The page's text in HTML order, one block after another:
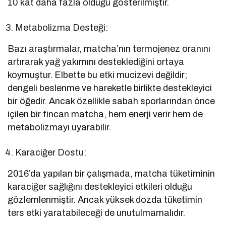
10 kat daha fazla olduğu gösterilmiştir.
Metabolizma Desteği:
Bazı araştırmalar, matcha’nın termojenez oranını
artırarak yağ yakımını desteklediğini ortaya
koymuştur. Elbette bu etki mucizevi değildir;
dengeli beslenme ve hareketle birlikte destekleyici
bir öğedir. Ancak özellikle sabah sporlarından önce
içilen bir fincan matcha, hem enerji verir hem de
metabolizmayı uyarabilir.
Karaciğer Dostu:
2016’da yapılan bir çalışmada, matcha tüketiminin
karaciğer sağlığını destekleyici etkileri olduğu
gözlemlenmiştir. Ancak yüksek dozda tüketimin
ters etki yaratabileceği de unutulmamalıdır.